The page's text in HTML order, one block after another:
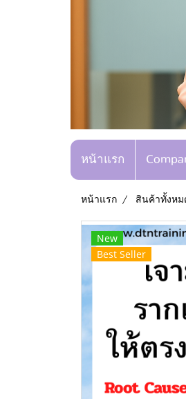
หน้าแรก
หน้าแรก สินค้าทั้งหม
New
Best Seller